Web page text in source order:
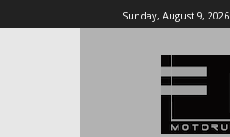
Sunday, August 9, 2026